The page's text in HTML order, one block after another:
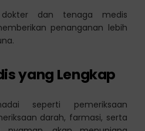
dan tenaga medis
penanganan lebih
yang Lengkap
seperti pemeriksaan
darah, farmasi, serta